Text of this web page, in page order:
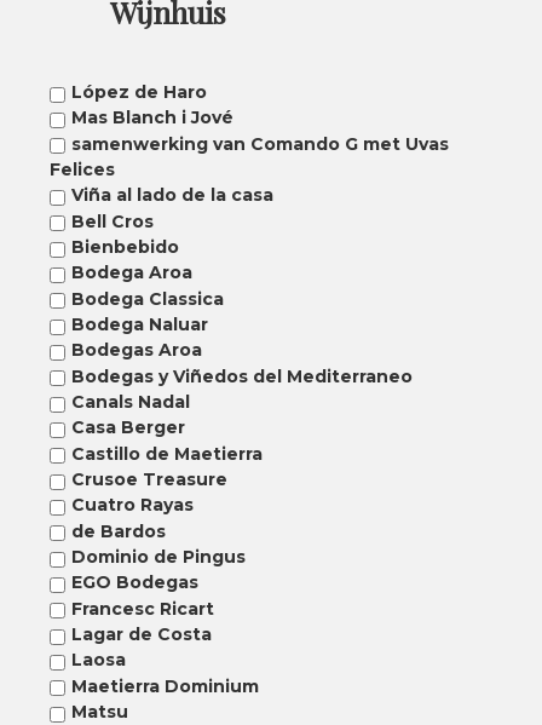
Wijnhuis
López de Haro
Mas Blanch i Jové
samenwerking van Comando G met Uvas
Felices
Viña al lado de la casa
Bell Cros
Bienbebido
Bodega Aroa
Bodega Classica
Bodega Naluar
Bodegas Aroa
Bodegas y Viñedos del Mediterraneo
Canals Nadal
Casa Berger
Castillo de Maetierra
Crusoe Treasure
Cuatro Rayas
de Bardos
Dominio de Pingus
EGO Bodegas
Francesc Ricart
Lagar de Costa
Laosa
Maetierra Dominium
Matsu